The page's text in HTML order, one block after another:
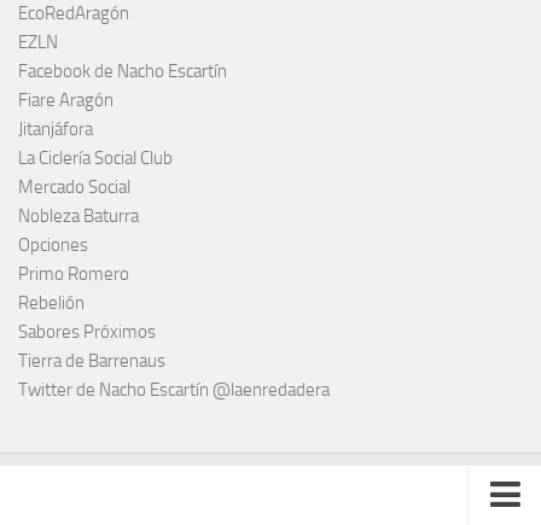
EcoRedAragón
EZLN
Facebook de Nacho Escartín
Fiare Aragón
Jitanjáfora
La Ciclería Social Club
Mercado Social
Nobleza Baturra
Opciones
Primo Romero
Rebelión
Sabores Próximos
Tierra de Barrenaus
Twitter de Nacho Escartín @laenredadera